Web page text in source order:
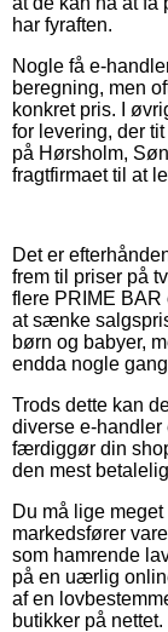
har fyraften.
Nogle få e-
beregning, men
konkret pris. I
for levering, der
på Hørsholm,
fragtfirmaet til at
Det er
frem til priser på
flere PRIME
at sænke
børn og babyer,
endda nogle
Trods dette kan
diverse e-handler
færdiggør din
den mest
Du må lige
markedsfører
som hamrende
på en uærlig
af en
butikker på nettet.